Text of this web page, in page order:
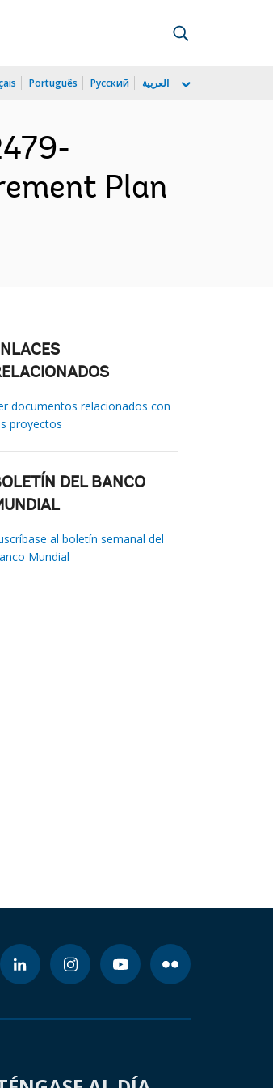
Português Русский العربية
Plan
documentos relacionados con
proyectos
DEL BANCO
al boletín semanal del
Mundial